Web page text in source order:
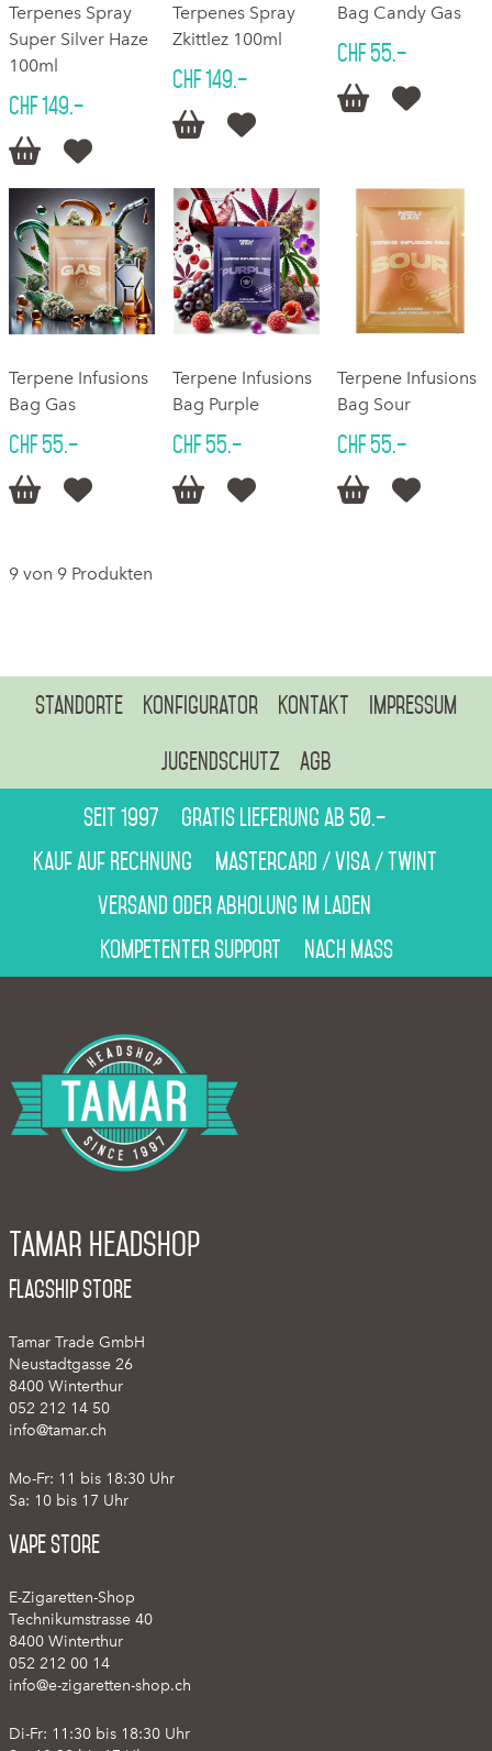
Terpenes Spray
Super Silver Haze
100ml
CHF 149.–
 
Terpenes Spray
Zkittlez 100ml
CHF 149.–
 
Bag Candy Gas
CHF 55.–
 
Terpene Infusions
Bag Gas
CHF 55.–
 
Terpene Infusions
Bag Purple
CHF 55.–
 
Terpene Infusions
Bag Sour
CHF 55.–
 
9 von 9 Produkten
Standorte Konfigurator Kontakt Impressum
Jugendschutz AGB
Seit 1997
Gratis Lieferung ab 50.–
Kauf auf Rechnung
Mastercard / Visa / Twint
Versand oder Abholung im Laden
Kompetenter Support
Nach Mass
Tamar Headshop
Flagship Store
Tamar Trade GmbH
Neustadtgasse 26
8400 Winterthur
052 212 14 50
info@tamar.ch
Mo-Fr: 11 bis 18:30 Uhr
Sa: 10 bis 17 Uhr
Vape Store
E-Zigaretten-Shop
Technikumstrasse 40
8400 Winterthur
052 212 00 14
info@e-zigaretten-shop.ch
Di-Fr: 11:30 bis 18:30 Uhr